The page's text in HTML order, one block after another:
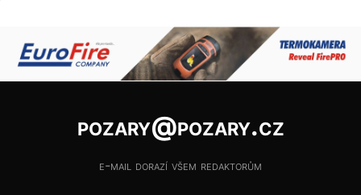
pozary@pozary.cz
e-mail dorazí všem redaktorům